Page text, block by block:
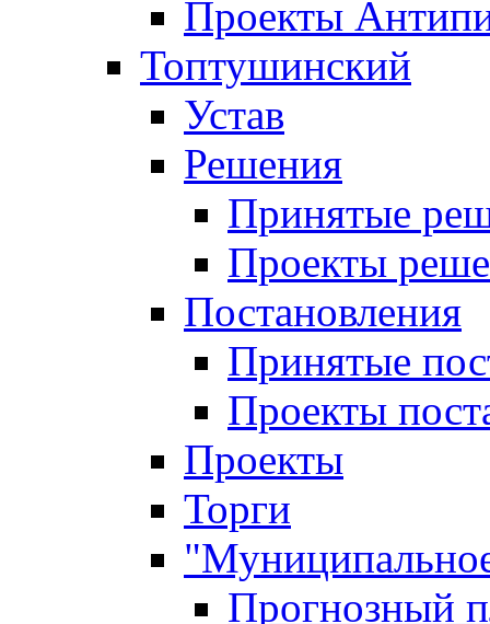
Проекты
Топтушинский
Устав
Решения
Принятые
Проекты
Постановления
Принятые
Проекты
Проекты
Торги
Прогнозный